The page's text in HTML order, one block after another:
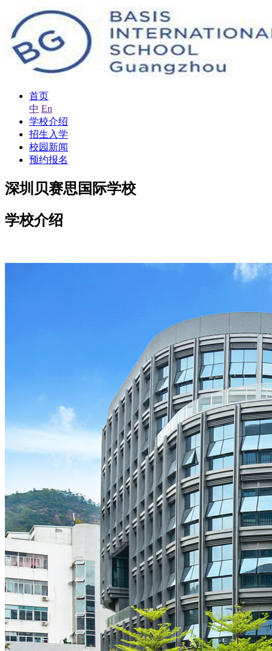
首页
中 En
学校介绍
招生入学
校园新闻
预约报名
深圳贝赛思国际学校
学校介绍